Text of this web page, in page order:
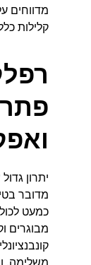
מדווחים
קלילות
יתרון
מדובר
כמעט
מבוגרים
משלימה,